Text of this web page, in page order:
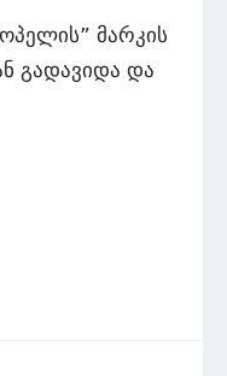
მარკის
გადავიდა და